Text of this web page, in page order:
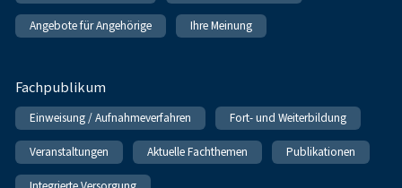
Angebote für Angehörige Ihre Meinung
Fachpublikum
Einweisung / Aufnahmeverfahren Fort- und Weiterbildung
Veranstaltungen Aktuelle Fachthemen Publikationen